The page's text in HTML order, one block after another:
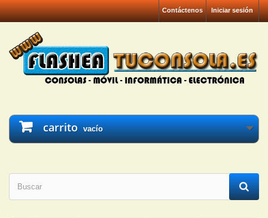
Iniciar sesión
Contáctenos
carrito vacío